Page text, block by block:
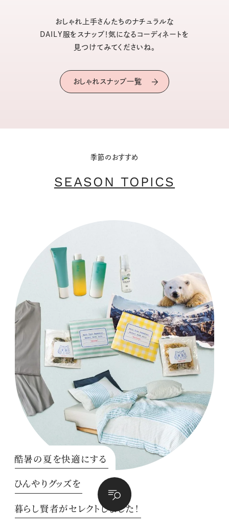
おしゃれ上手さんたちのナチュラルな
DAILY服をスナップ！気になるコーディネートを
見つけてみてくださいね。
おしゃれスナップ一覧
季節のおすすめ
SEASON TOPICS
酷暑の夏を快適にする
ひんやりグッズを
暮らし賢者がセレクトしました！